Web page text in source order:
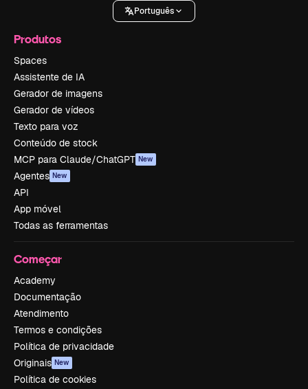
Português
Produtos
Spaces
Assistente de IA
Gerador de imagens
Gerador de vídeos
Texto para voz
Conteúdo de stock
MCP para Claude/ChatGPT New
Agentes New
API
App móvel
Todas as ferramentas
Começar
Academy
Documentação
Atendimento
Termos e condições
Política de privacidade
Originais New
Política de cookies